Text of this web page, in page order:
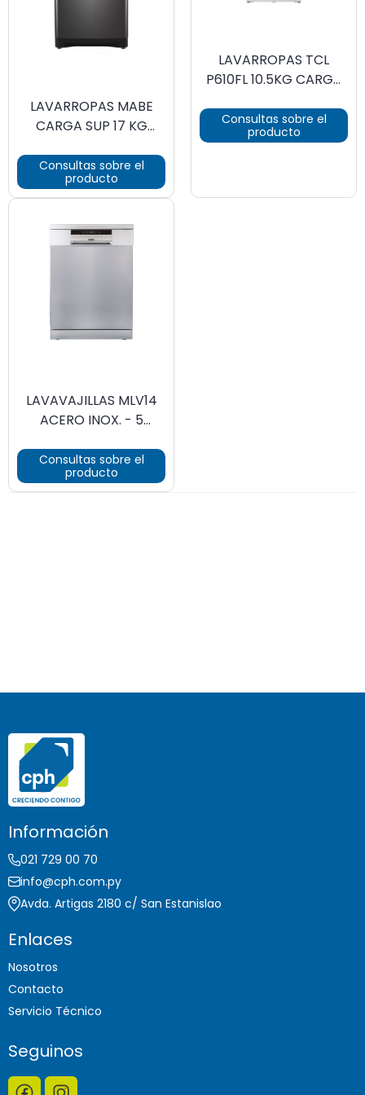
LAVARROPAS MABE
CARGA SUP 17 KG
Consultas sobre el
producto
LAVARROPAS TCL
P610FL 10.5KG CARGA
Consultas sobre el
producto
LAVAVAJILLAS MLV14
ACERO INOX. - 5
CAPACIDAD 14
CUBIERTOS
Consultas sobre el
producto
Información
021 729 00 70
info@cph.com.py
Avda. Artigas 2180 c/ San Estanislao
Enlaces
Nosotros
Contacto
Servicio Técnico
Seguinos